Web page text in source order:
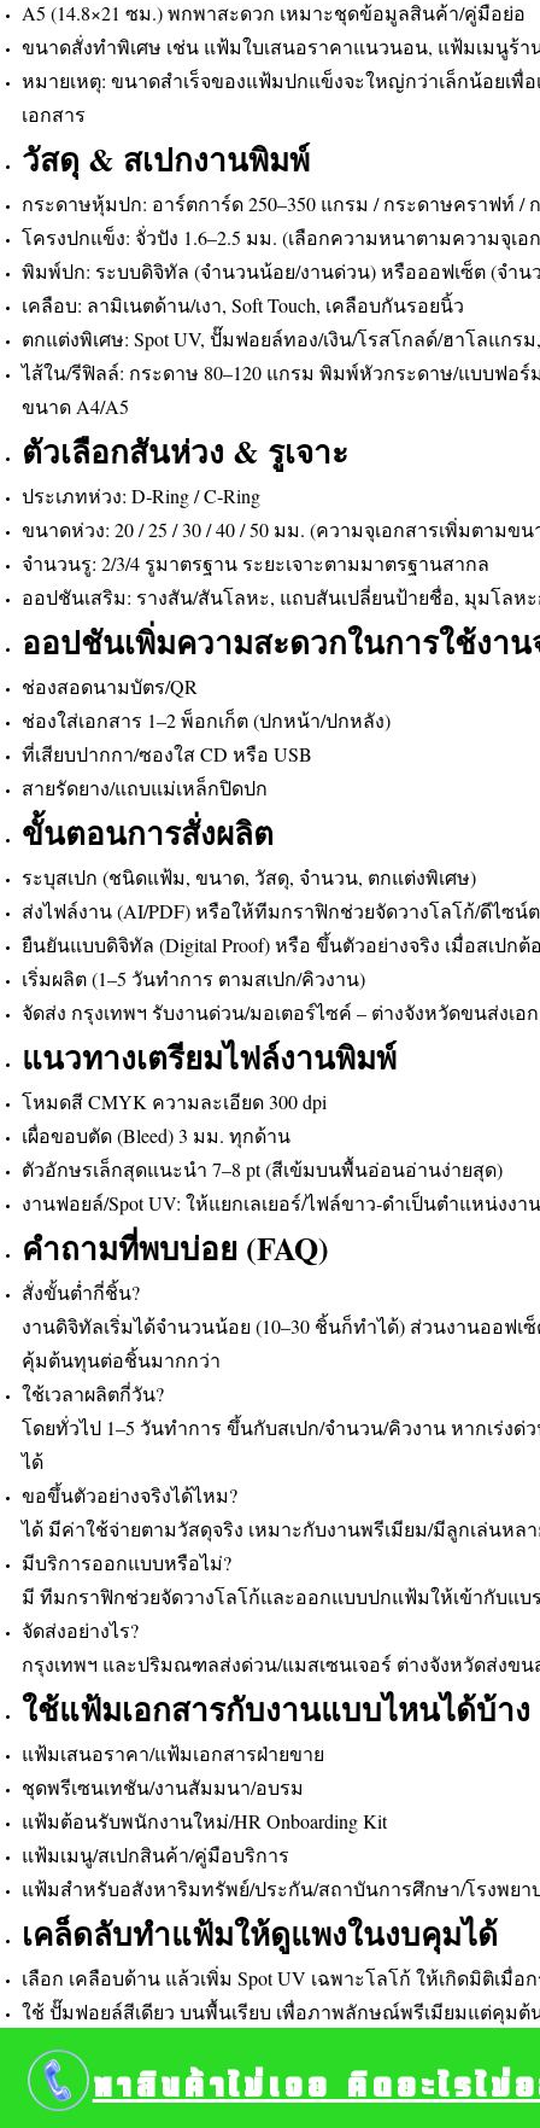
A5 (14.8×21 ซม.) พกพาสะดวก เหมาะชุดข้อมูลสินค้า/คู่มือย่อ
ขนาดสั่งทำพิเศษ เช่น แฟ้มใบเสนอราคาแนวนอน, แฟ้มเมนูร้า
หมายเหตุ: ขนาดสำเร็จของแฟ้มปกแข็งจะใหญ่กว่าเล็กน้อยเพื่
เอกสาร
วัสดุ & สเปกงานพิมพ์
กระดาษหุ้มปก: อาร์ตการ์ด 250–350 แกรม / กระดาษคราฟท์ /
โครงปกแข็ง: จั่วปัง 1.6–2.5 มม. (เลือกความหนาตามความจุเอ
พิมพ์ปก: ระบบดิจิทัล (จำนวนน้อย/งานด่วน) หรือออฟเซ็ต (จำ
เคลือบ: ลามิเนตด้าน/เงา, Soft Touch, เคลือบกันรอยนิ้ว
ตกแต่งพิเศษ: Spot UV, ปั๊มฟอยล์ทอง/เงิน/โรสโกลด์/ฮาโลแกร
ไส้ใน/รีฟิลล์: กระดาษ 80–120 แกรม พิมพ์หัวกระดาษ/แบบฟอร์
ขนาด A4/A5
ตัวเลือกสันห่วง & รูเจาะ
ประเภทห่วง: D‑Ring / C‑Ring
ขนาดห่วง: 20 / 25 / 30 / 40 / 50 มม. (ความจุเอกสารเพิ่มตามข
จำนวนรู: 2/3/4 รูมาตรฐาน ระยะเจาะตามมาตรฐานสากล
ออปชันเสริม: รางสัน/สันโลหะ, แถบสันเปลี่ยนป้ายชื่อ, มุมโลห
ออปชันเพิ่มความสะดวกในการใช้งาน
ช่องสอดนามบัตร/QR
ช่องใส่เอกสาร 1–2 พ็อกเก็ต (ปกหน้า/ปกหลัง)
ที่เสียบปากกา/ซองใส CD หรือ USB
สายรัดยาง/แถบแม่เหล็กปิดปก
ขั้นตอนการสั่งผลิต
ระบุสเปก (ชนิดแฟ้ม, ขนาด, วัสดุ, จำนวน, ตกแต่งพิเศษ)
ส่งไฟล์งาน (AI/PDF) หรือให้ทีมกราฟิกช่วยจัดวางโลโก้/ดีไซน์
ยืนยันแบบดิจิทัล (Digital Proof) หรือ ขึ้นตัวอย่างจริง เมื่อสเปกต้
เริ่มผลิต (1–5 วันทำการ ตามสเปก/คิวงาน)
จัดส่ง กรุงเทพฯ รับงานด่วน/มอเตอร์ไซค์ – ต่างจังหวัดขนส่งเอ
แนวทางเตรียมไฟล์งานพิมพ์
โหมดสี CMYK ความละเอียด 300 dpi
เผื่อขอบตัด (Bleed) 3 มม. ทุกด้าน
ตัวอักษรเล็กสุดแนะนำ 7–8 pt (สีเข้มบนพื้นอ่อนอ่านง่ายสุด)
งานฟอยล์/Spot UV: ให้แยกเลเยอร์/ไฟล์ขาว‑ดำเป็นตำแหน่งงา
คำถามที่พบบ่อย (FAQ)
สั่งขั้นต่ำกี่ชิ้น?
งานดิจิทัลเริ่มได้จำนวนน้อย (10–30 ชิ้นก็ทำได้) ส่วนงานออฟเ
คุ้มต้นทุนต่อชิ้นมากกว่า
ใช้เวลาผลิตกี่วัน?
โดยทั่วไป 1–5 วันทำการ ขึ้นกับสเปก/จำนวน/คิวงาน หากเร่งด่
ได้
ขอขึ้นตัวอย่างจริงได้ไหม?
ได้ มีค่าใช้จ่ายตามวัสดุจริง เหมาะกับงานพรีเมียม/มีลูกเล่นหล
มีบริการออกแบบหรือไม่?
มี ทีมกราฟิกช่วยจัดวางโลโก้และออกแบบปกแฟ้มให้เข้ากับแบ
จัดส่งอย่างไร?
กรุงเทพฯ และปริมณฑลส่งด่วน/แมสเซนเจอร์ ต่างจังหวัดส่งข
ใช้แฟ้มเอกสารกับงานแบบไหนได้บ้าง
แฟ้มเสนอราคา/แฟ้มเอกสารฝ่ายขาย
ชุดพรีเซนเทชัน/งานสัมมนา/อบรม
แฟ้มต้อนรับพนักงานใหม่/HR Onboarding Kit
แฟ้มเมนู/สเปกสินค้า/คู่มือบริการ
แฟ้มสำหรับอสังหาริมทรัพย์/ประกัน/สถาบันการศึกษา/โรงพยา
เคล็ดลับทำแฟ้มให้ดูแพงในงบคุมได้
เลือก เคลือบด้าน แล้วเพิ่ม Spot UV เฉพาะโลโก้ ให้เกิดมิติเมื่อ
ใช้ ปั๊มฟอยล์สีเดียว บนพื้นเรียบ เพื่อภาพลักษณ์พรีเมียมแต่คุมต้
ถ้าต้องเปลี่ยนเลย์เอาท์บ่อย เลือก แฟ้มใสสอดปก ประหยัดกว่าเ
หาสินค้าไม่เจอ คิดอะไรไ